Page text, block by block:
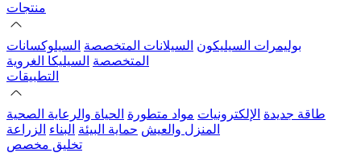
منتجات
بوليمرات السيليكون السيلانات المتخصصة السيلوكسانات
المتخصصة السيليكا الغروية
التطبيقات
طاقة جديدة الإلكترونيات مواد متطورة الحياة والرعاية الصحية
المنزل والعيش حماية البيئة البناء الزراعة
تخليق مخصص